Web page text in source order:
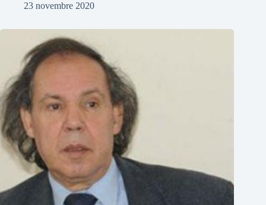
23 novembre 2020